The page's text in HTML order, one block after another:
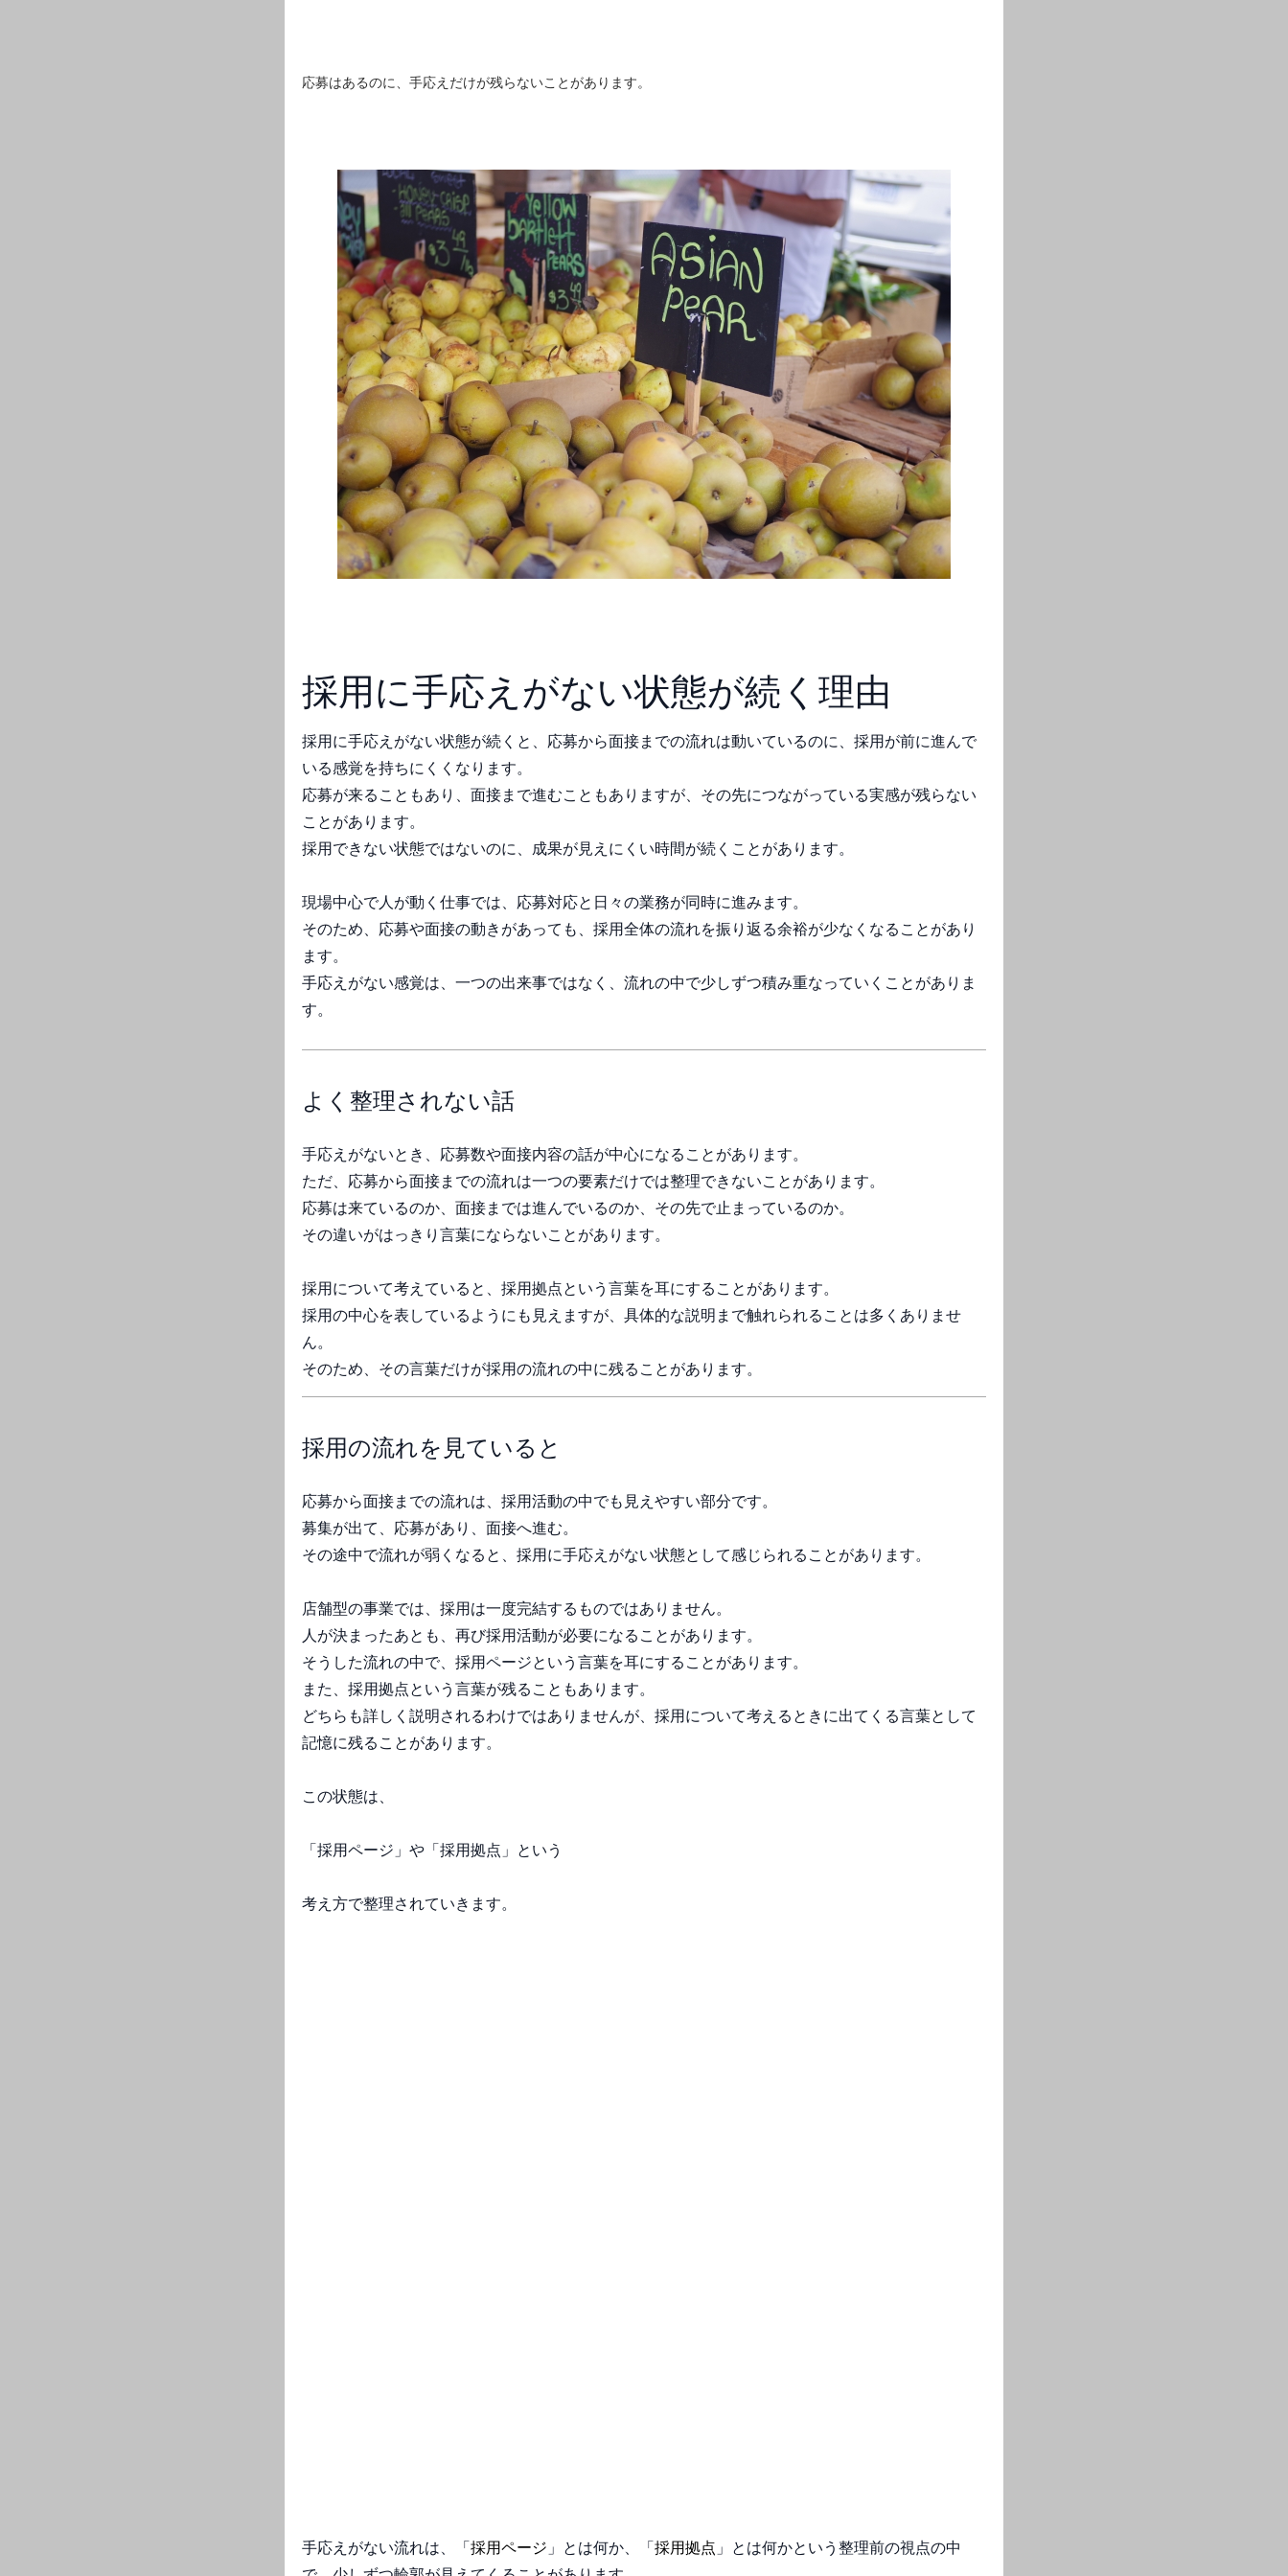
応募はあるのに、手応えだけが残らないことがあります。
採用に手応えがない状態が続く理由
採用に手応えがない状態が続くと、応募から面接までの流れは動いているのに、採用が前に進んで
いる感覚を持ちにくくなります。
応募が来ることもあり、面接まで進むこともありますが、その先につながっている実感が残らない
ことがあります。
採用できない状態ではないのに、成果が見えにくい時間が続くことがあります。
現場中心で人が動く仕事では、応募対応と日々の業務が同時に進みます。
そのため、応募や面接の動きがあっても、採用全体の流れを振り返る余裕が少なくなることがあり
ます。
手応えがない感覚は、一つの出来事ではなく、流れの中で少しずつ積み重なっていくことがありま
す。
よく整理されない話
手応えがないとき、応募数や面接内容の話が中心になることがあります。
ただ、応募から面接までの流れは一つの要素だけでは整理できないことがあります。
応募は来ているのか、面接までは進んでいるのか、その先で止まっているのか。
その違いがはっきり言葉にならないことがあります。
採用について考えていると、採用拠点という言葉を耳にすることがあります。
採用の中心を表しているようにも見えますが、具体的な説明まで触れられることは多くありませ
ん。
そのため、その言葉だけが採用の流れの中に残ることがあります。
採用の流れを見ていると
応募から面接までの流れは、採用活動の中でも見えやすい部分です。
募集が出て、応募があり、面接へ進む。
その途中で流れが弱くなると、採用に手応えがない状態として感じられることがあります。
店舗型の事業では、採用は一度完結するものではありません。
人が決まったあとも、再び採用活動が必要になることがあります。
そうした流れの中で、採用ページという言葉を耳にすることがあります。
また、採用拠点という言葉が残ることもあります。
どちらも詳しく説明されるわけではありませんが、採用について考えるときに出てくる言葉として
記憶に残ることがあります。
この状態は、
「採用ページ」や「採用拠点」という
考え方で整理されていきます。
手応えがない流れは、「採用ページ 」とは何か、「採用拠点 」とは何かという整理前の視点の中